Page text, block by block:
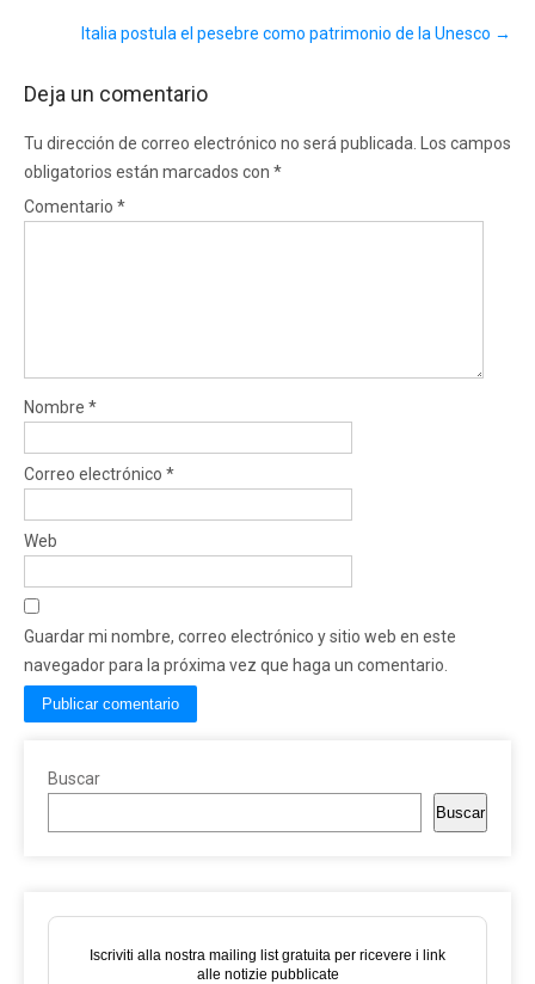
Italia postula el pesebre como patrimonio de la Unesco →
Deja un comentario
Tu dirección de correo electrónico no será publicada.
Los campos
obligatorios están marcados con *
Comentario *
Nombre *
Correo electrónico *
Web
Guardar mi nombre, correo electrónico y sitio web en este
navegador para la próxima vez que haga un comentario.
Buscar
Buscar
Iscriviti alla nostra mailing list gratuita per ricevere i link
alle notizie pubblicate